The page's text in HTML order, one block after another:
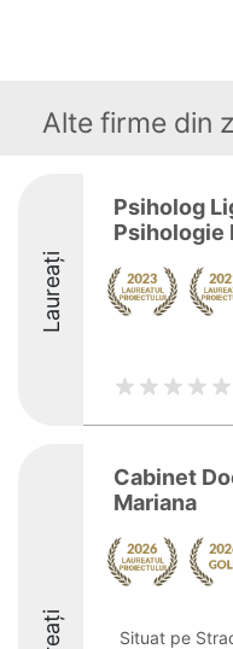
Alte firme din
Laureați
Psiholog
Psihologie
Cabinet
Mariana
Situat pe